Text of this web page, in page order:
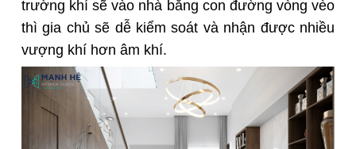
trường khí sẽ vào nhà bằng con đường vòng vèo
thì gia chủ sẽ dễ kiểm soát và nhận được nhiều
vượng khí hơn âm khí.